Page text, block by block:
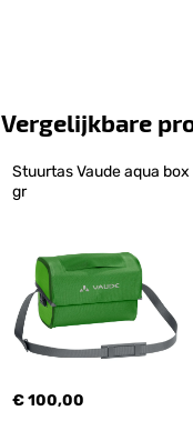
Vergelijkbare
Stuurtas Vaude aqua box
gr
€ 100,00